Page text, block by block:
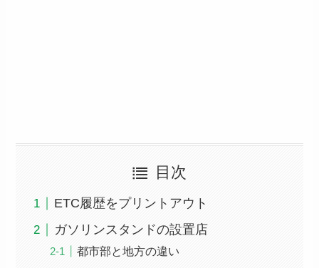
目次
ETC履歴をプリントアウト
ガソリンスタンドの設置店
都市部と地方の違い